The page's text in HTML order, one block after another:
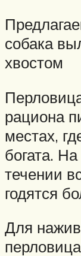
собака
хвостом
рациона
местах,
богата.
течении
годятся
Для